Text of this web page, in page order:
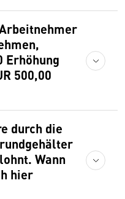
Erhöhung
500,00
durch die
Wann
hier